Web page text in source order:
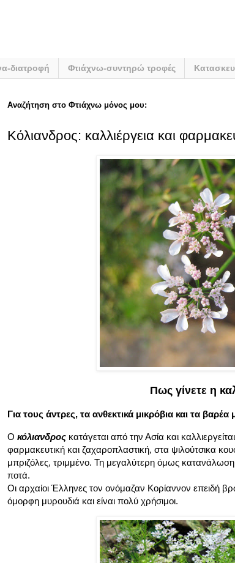
διατροφή Φτιάχνω-συντηρώ τροφές
Αναζήτηση στο Φτιάχνω μόνος μου:
Κόλιανδρος: καλλιέργεια και
Πως γίνετε η
Για τους άντρες, τα ανθεκτικά μικρόβια και τα βαρέα
Ο κόλιανδρος κατάγεται από την Ασία και
φαρμακευτική και ζαχαροπλαστική, στα ψιλούτσικα
μπριζόλες, τριμμένο. Τη μεγαλύτερη όμως κατανάλωση
ποτά.
Οι αρχαίοι Έλληνες τον ονόμαζαν Κορίαννον επειδή
όμορφη μυρουδιά και είναι πολύ χρήσιμοι.